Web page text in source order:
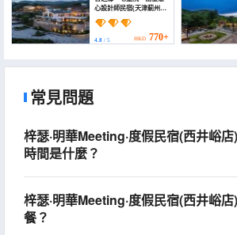
心設計師民宿(天津薊州店)
(My Hometown
Qizhongyuan Designer
B&B (Tianjin Jizhou
Branch))
4.8 / 5 HKD 770+
常見問題
梓瑟·明華Meeting·度假民宿(西井峪
時間是什麼？
梓瑟·明華Meeting·度假民宿(西井峪
餐？